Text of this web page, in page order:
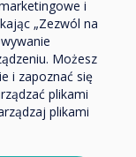
hoc -
do
Teams.
odpowiednią
i
„Zezwól na
Możesz
i zapoznać się
plikami
plikami
sprawie
poczty